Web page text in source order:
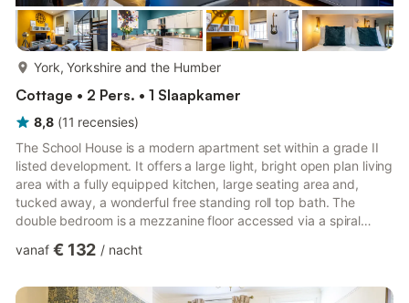
York, Yorkshire and the Humber
Cottage • 2 Pers. • 1 Slaapkamer
8,8 (11 recensies)
The School House is a modern apartment set within a grade II
listed development. It offers a large light, bright open plan living
area with a fully equipped kitchen, large seating area and,
tucked away, a wonderful free standing roll top bath. The
double bedroom is a mezzanine floor accessed via a spiral
also a separate bathroom with a walk in shower, which has been
escape from the City of York, where you can kick back and
vanaf € 132 / nacht